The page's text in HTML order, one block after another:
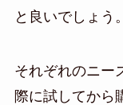
と良いでしょう。
それぞれのニー
際に試してから